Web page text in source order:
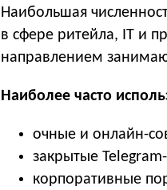
Наибольшая
в сфере ритейла, IT и
направлением
Наиболее часто
очные и онлайн-
закрытые
корпоративные